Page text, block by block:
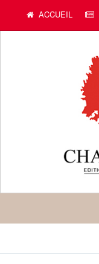
ACCUEIL